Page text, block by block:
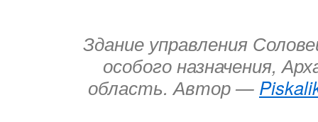
Здание управления
особого назначения,
область. Автор —